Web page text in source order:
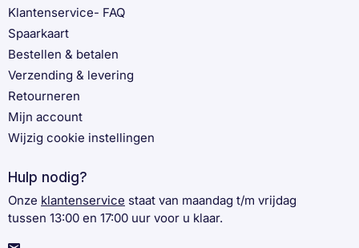
Klantenservice- FAQ
Spaarkaart
Bestellen & betalen
Verzending & levering
Retourneren
Mijn account
Wijzig cookie instellingen
Hulp nodig?
Onze klantenservice staat van maandag t/m vrijdag
tussen 13:00 en 17:00 uur voor u klaar.